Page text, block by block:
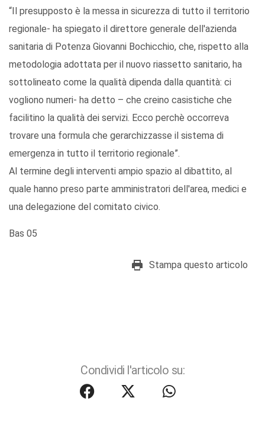
“Il presupposto è la messa in sicurezza di tutto il territorio
regionale- ha spiegato il direttore generale dell'azienda
sanitaria di Potenza Giovanni Bochicchio, che, rispetto alla
metodologia adottata per il nuovo riassetto sanitario, ha
sottolineato come la qualità dipenda dalla quantità: ci
vogliono numeri- ha detto – che creino casistiche che
facilitino la qualità dei servizi. Ecco perchè occorreva
trovare una formula che gerarchizzasse il sistema di
emergenza in tutto il territorio regionale”.
Al termine degli interventi ampio spazio al dibattito, al
quale hanno preso parte amministratori dell'area, medici e
una delegazione del comitato civico.
Bas 05
Stampa questo articolo
Condividi l'articolo su: